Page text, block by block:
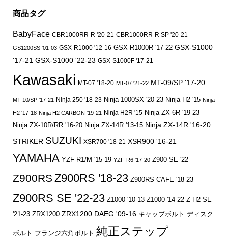
商品タグ
BabyFace CBR1000RR-R '20-21 CBR1000RR-R SP '20-21
GS1200SS '01-03 GSX-R1000 '12-16 GSX-R1000R '17-22 GSX-S1000
'17-21 GSX-S1000 '22-23 GSX-S1000F '17-21
Kawasaki MT-07 '18-20 MT-07 '21-22 MT-09/SP '17-20
MT-10/SP '17-21 Ninja 250 '18-23 Ninja 1000SX '20-23 Ninja H2 '15 Ninja
H2 '17-18 Ninja H2 CARBON '19-21 Ninja H2R '15 Ninja ZX-6R '19-23
Ninja ZX-10R/RR '16-20 Ninja ZX-14R '13-15 Ninja ZX-14R '16-20
STRIKER SUZUKI XSR700 '18-21 XSR900 '16-21
YAMAHA YZF-R1/M '15-19 YZF-R6 '17-20 Z900 SE '22
Z900RS Z900RS '18-23 Z900RS CAFE '18-23
Z900RS SE '22-23 Z1000 '10-13 Z1000 '14-22 Z H2 SE
'21-23 ZRX1200 ZRX1200 DAEG '09-16 キャップボルト ディスク
ボルト フランジ六角ボルト 純正ステップ